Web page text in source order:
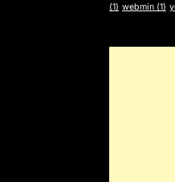
(1) webmin(1)